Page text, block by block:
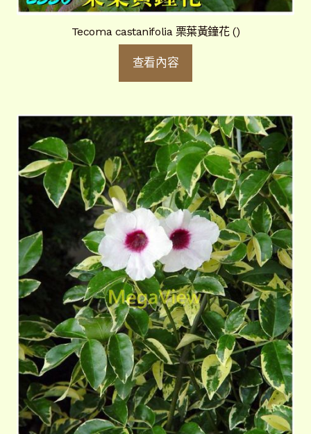
Tecoma castanifolia 栗葉黃鐘花 ()
查看內容